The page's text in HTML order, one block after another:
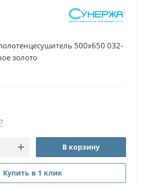
500х650 032-
золото
В корзину
Купить в 1 клик